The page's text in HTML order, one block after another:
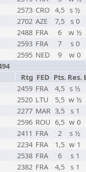
2573 CRO 4,5 s ½
2702 AZE 7,5
s 0
2488 FRA 6
w ½
2593 FRA 7
s 0
2595 NED 9
w 0
Rtg FED Pts. Res.
2459 FRA 4,5 s ½
2520 LTU 5,5 w ½
2277 MAR 3,5
s 1
2596 ROU 6,5 w 0
2411 FRA 2
s ½
2234 FRA 1,5 w 1
2538 FRA 6
s 1
2382 FRA 4,5 s 1